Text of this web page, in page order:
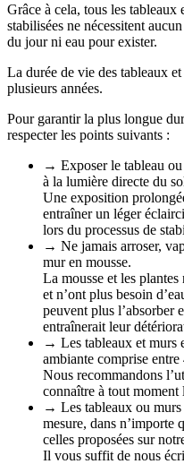
Grâce à cela, tous les tableaux
stabilisées ne nécessitent
du jour ni eau pour exister.
La durée de vie des tableaux
plusieurs années.
Pour garantir la plus longue
respecter les points suivants :
→ Exposer le tableau
à la lumière directe du
Une exposition
entraîner un léger
lors du processus de
→ Ne jamais arroser,
mur en mousse.
La mousse et les
et n’ont plus besoin
peuvent plus l’absorber
entraînerait leur
→ Les tableaux et murs
ambiante comprise
Nous recommandons
connaître à tout moment
→ Les tableaux ou murs
mesure, dans n’importe
celles proposées sur
Il vous suffit de nous